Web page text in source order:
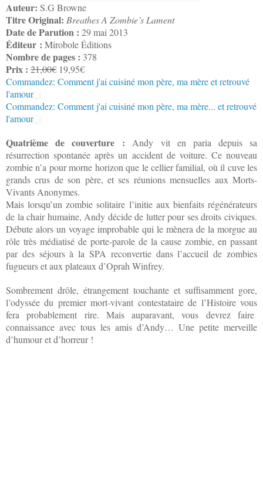
Auteur: S.G Browne
Titre Original: Breathes A Zombie’s Lament
Date de Parution : 29 mai 2013
Éditeur : Mirobole Éditions
Nombre de pages : 378
Prix : 21,00€ 19,95€
Commandez: Comment j'ai cuisiné mon père, ma mère et retrouvé
l'amour
Commandez: Comment j'ai cuisiné mon père, ma mère... et retrouvé
l'amour
Quatrième de couverture :
Andy vit en paria depuis sa
résurrection spontanée après un accident de voiture. Ce nouveau
zombie n’a pour morne horizon que le cellier familial, où il cuve les
grands crus de son père, et ses réunions mensuelles aux Morts-
Vivants Anonymes.
Mais lorsqu’un zombie solitaire l’initie aux bienfaits régénérateurs
de la chair humaine, Andy décide de lutter pour ses droits civiques.
Débute alors un voyage improbable qui le mènera de la morgue au
rôle très médiatisé de porte-parole de la cause zombie, en passant
par des séjours à la SPA reconvertie dans l’accueil de zombies
fugueurs et aux plateaux d’Oprah Winfrey.
Sombrement drôle, étrangement touchante et suffisamment gore,
l’odyssée du premier mort-vivant contestataire de l’Histoire vous
fera probablement rire. Mais auparavant, vous devrez faire
connaissance avec tous les amis d’Andy… Une petite merveille
d’humour et d’horreur !